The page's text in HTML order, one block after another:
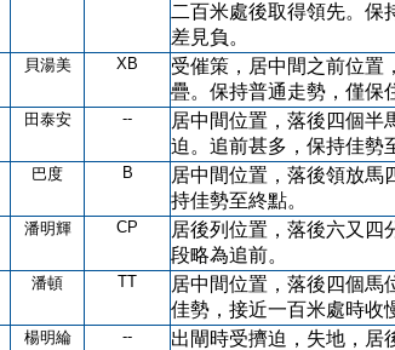
二百米處後取得領先。保
差見負。
貝湯美 XB
受催策，居中間之前位置
疊。保持普通走勢，僅保
田泰安 --
居中間位置，落後四個半
迫。追前甚多，保持佳勢
巴度 B
居中間位置，落後領放馬
持佳勢至終點。
潘明輝 CP
居後列位置，落後六又四
段略為追前。
潘頓 TT
居中間位置，落後四個馬
佳勢，接近一百米處時收
楊明綸 --
出閘時受擠迫，失地，居